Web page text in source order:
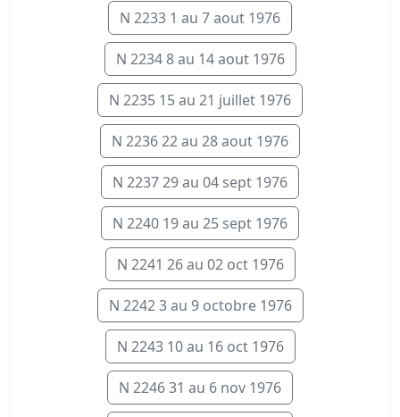
N 2233 1 au 7 aout 1976
N 2234 8 au 14 aout 1976
N 2235 15 au 21 juillet 1976
N 2236 22 au 28 aout 1976
N 2237 29 au 04 sept 1976
N 2240 19 au 25 sept 1976
N 2241 26 au 02 oct 1976
N 2242 3 au 9 octobre 1976
N 2243 10 au 16 oct 1976
N 2246 31 au 6 nov 1976